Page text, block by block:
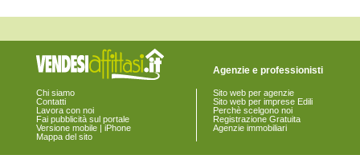
Chi siamo
Contatti
Lavora con noi
Fai pubblicità sul portale
Versione mobile | iPhone
Mappa del sito
Agenzie e professionisti
Sito web per agenzie
Sito web per imprese Edili
Perchè scelgono noi
Registrazione Gratuita
Agenzie immobiliari